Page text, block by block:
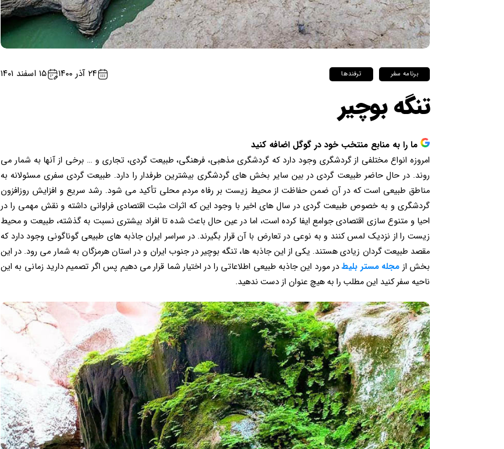
برنامه سفر ترفندها ۲۴ آذر ۱۴۰۰ ۱۵ اسفند ۱۴۰۱
تنگه بوچیر
ما را به منابع منتخب خود در گوگل اضافه کنید
امروزه انواع مختلفی از گردشگری وجود دارد که گردشگری مذهبی، فرهنگی، طبیعت گردی، تجاری و … برخی از آنها به شمار می
روند. در حال حاضر طبیعت گردی در بین سایر بخش های گردشگری بیشترین طرفدار را دارد. طبیعت گردی سفری مسئولانه به
مناطق طبیعی است که در آن ضمن حفاظت از محیط زیست بر رفاه مردم محلی تأکید می شود. رشد سریع و افزایش روزافزون
گردشگری و به خصوص طبیعت گردی در سال های اخیر با وجود این که اثرات مثبت اقتصادی فراوانی داشته و نقش مهمی را در
احیا و متنوع سازی اقتصادی جوامع ایفا کرده است، اما در عین حال باعث شده تا افراد بیشتری نسبت به گذشته، طبیعت و محیط
زیست را از نزدیک لمس کنند و به نوعی در تعارض با آن قرار بگیرند. در سراسر ایران جاذبه های طبیعی گوناگونی وجود دارد که
مقصد طبیعت گردان زیادی هستند. یکی از این جاذبه ها، تنگه بوچیر در جنوب ایران و در استان هرمزگان به شمار می رود. در این
بخش از مجله مستر بلیطدر مورد این جاذبه طبیعی اطلاعاتی را در اختیار شما قرار می دهیم پس اگر تصمیم دارید زمانی به این
ناحیه سفر کنید این مطلب را به هیچ عنوان از دست ندهید.